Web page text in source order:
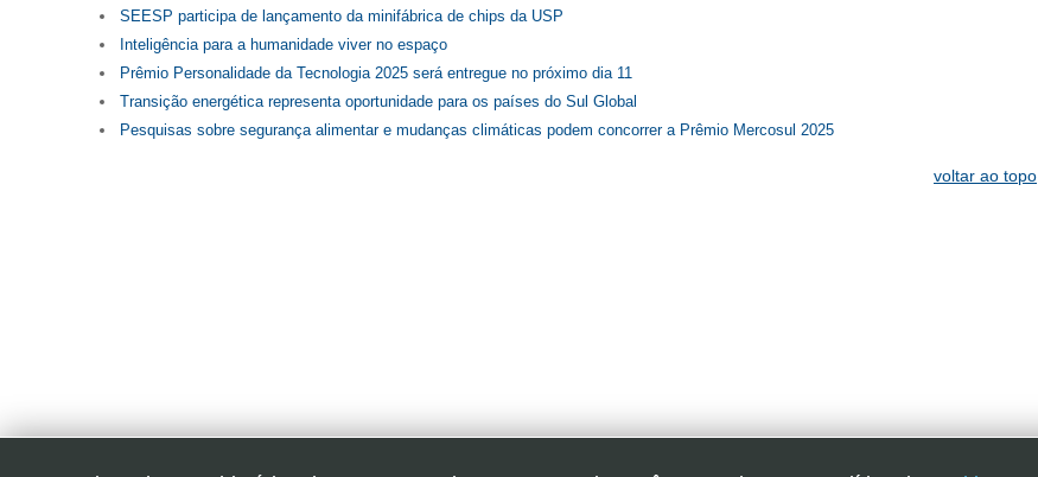
SEESP participa de lançamento da minifábrica de chips da USP
Inteligência para a humanidade viver no espaço
Prêmio Personalidade da Tecnologia 2025 será entregue no próximo dia 11
Transição energética representa oportunidade para os países do Sul Global
Pesquisas sobre segurança alimentar e mudanças climáticas podem concorrer a Prêmio Mercosul 2025
voltar ao topo